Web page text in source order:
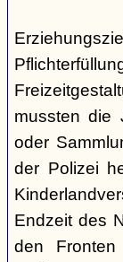
mussten die
oder
der Polizei
Endzeit des
den